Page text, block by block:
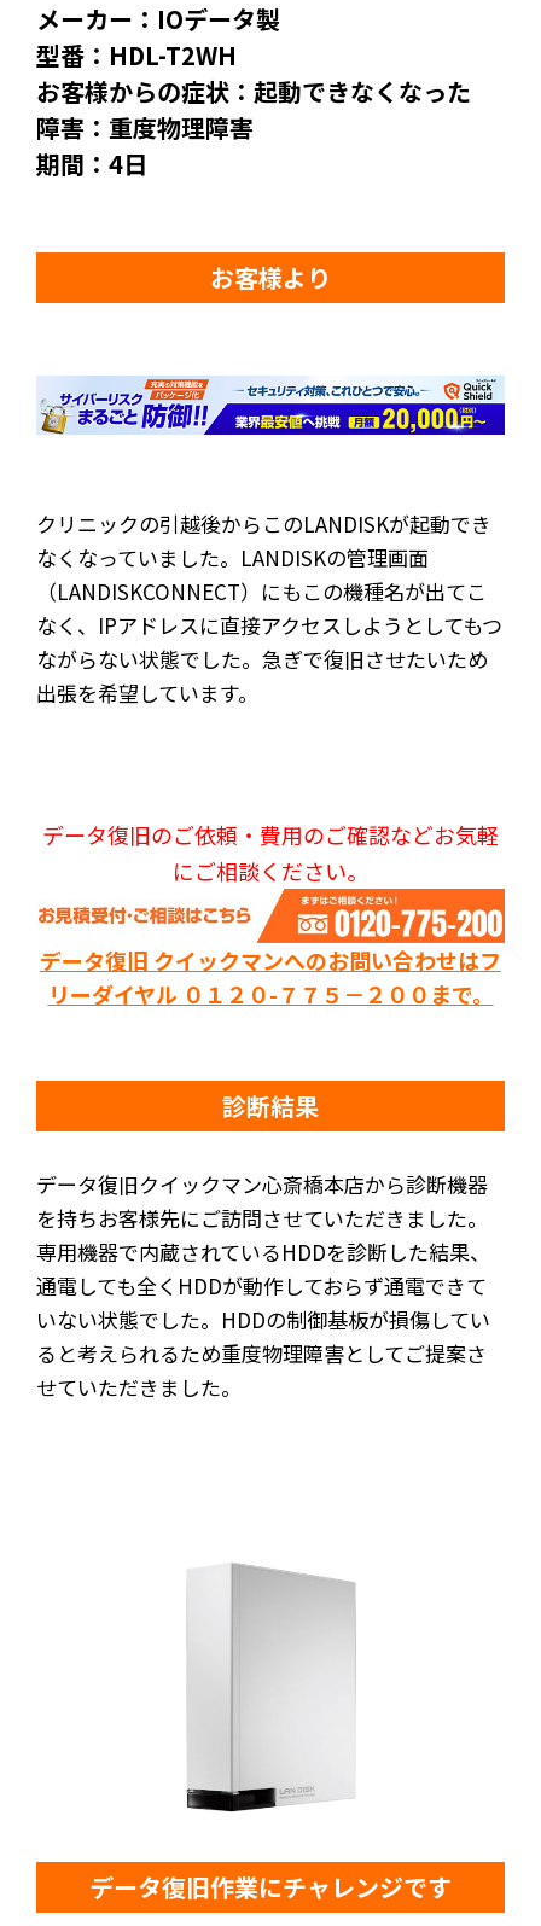
メーカー：IOデータ製
型番：HDL-T2WH
お客様からの症状：起動できなくなった
障害：重度物理障害
期間：4日
お客様より
クリニックの引越後からこのLANDISKが起動でき
なくなっていました。LANDISKの管理画面
（LANDISKCONNECT）にもこの機種名が出てこ
なく、IPアドレスに直接アクセスしようとしてもつ
ながらない状態でした。急ぎで復旧させたいため
出張を希望しています。
データ復旧のご依頼・費用のご確認などお気軽
にご相談ください。
データ復旧 クイックマンへのお問い合わせはフ
リーダイヤル ０１２０-７７５－２００まで。
診断結果
データ復旧クイックマン心斎橋本店から診断機器
を持ちお客様先にご訪問させていただきました。
専用機器で内蔵されているHDDを診断した結果、
通電しても全くHDDが動作しておらず通電できて
いない状態でした。HDDの制御基板が損傷してい
ると考えられるため重度物理障害としてご提案さ
せていただきました。
データ復旧作業にチャレンジです